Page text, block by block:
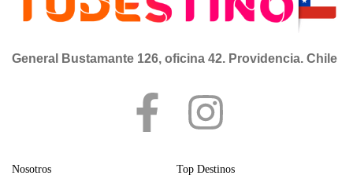
General Bustamante 126, oficina 42. Providencia. Chile
Nosotros Top Destinos